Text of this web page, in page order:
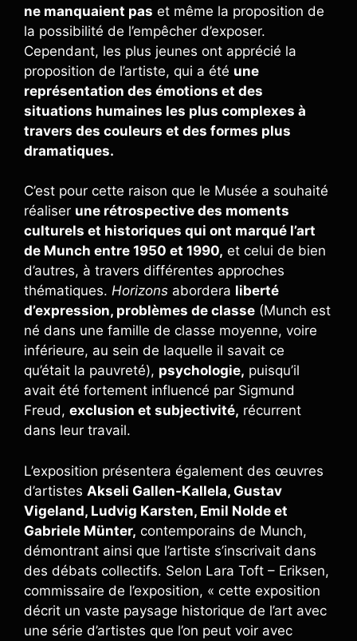
ne manquaient pas et même la proposition de
la possibilité de l’empêcher d’exposer.
Cependant, les plus jeunes ont apprécié la
proposition de l’artiste, qui a été une
représentation des émotions et des
situations humaines les plus complexes à
travers des couleurs et des formes plus
dramatiques.
C’est pour cette raison que le Musée a souhaité
réaliser une rétrospective des moments
culturels et historiques qui ont marqué l’art
de Munch entre 1950 et 1990, et celui de bien
d’autres, à travers différentes approches
thématiques. Horizons abordera liberté
d’expression, problèmes de classe (Munch est
né dans une famille de classe moyenne, voire
inférieure, au sein de laquelle il savait ce
qu’était la pauvreté), psychologie, puisqu’il
avait été fortement influencé par Sigmund
Freud, exclusion et subjectivité, récurrent
dans leur travail.
L’exposition présentera également des œuvres
d’artistes Akseli Gallen-Kallela, Gustav
Vigeland, Ludvig Karsten, Emil Nolde et
Gabriele Münter, contemporains de Munch,
démontrant ainsi que l’artiste s’inscrivait dans
des débats collectifs. Selon Lara Toft – Eriksen,
commissaire de l’exposition, « cette exposition
décrit un vaste paysage historique de l’art avec
une série d’artistes que l’on peut voir avec